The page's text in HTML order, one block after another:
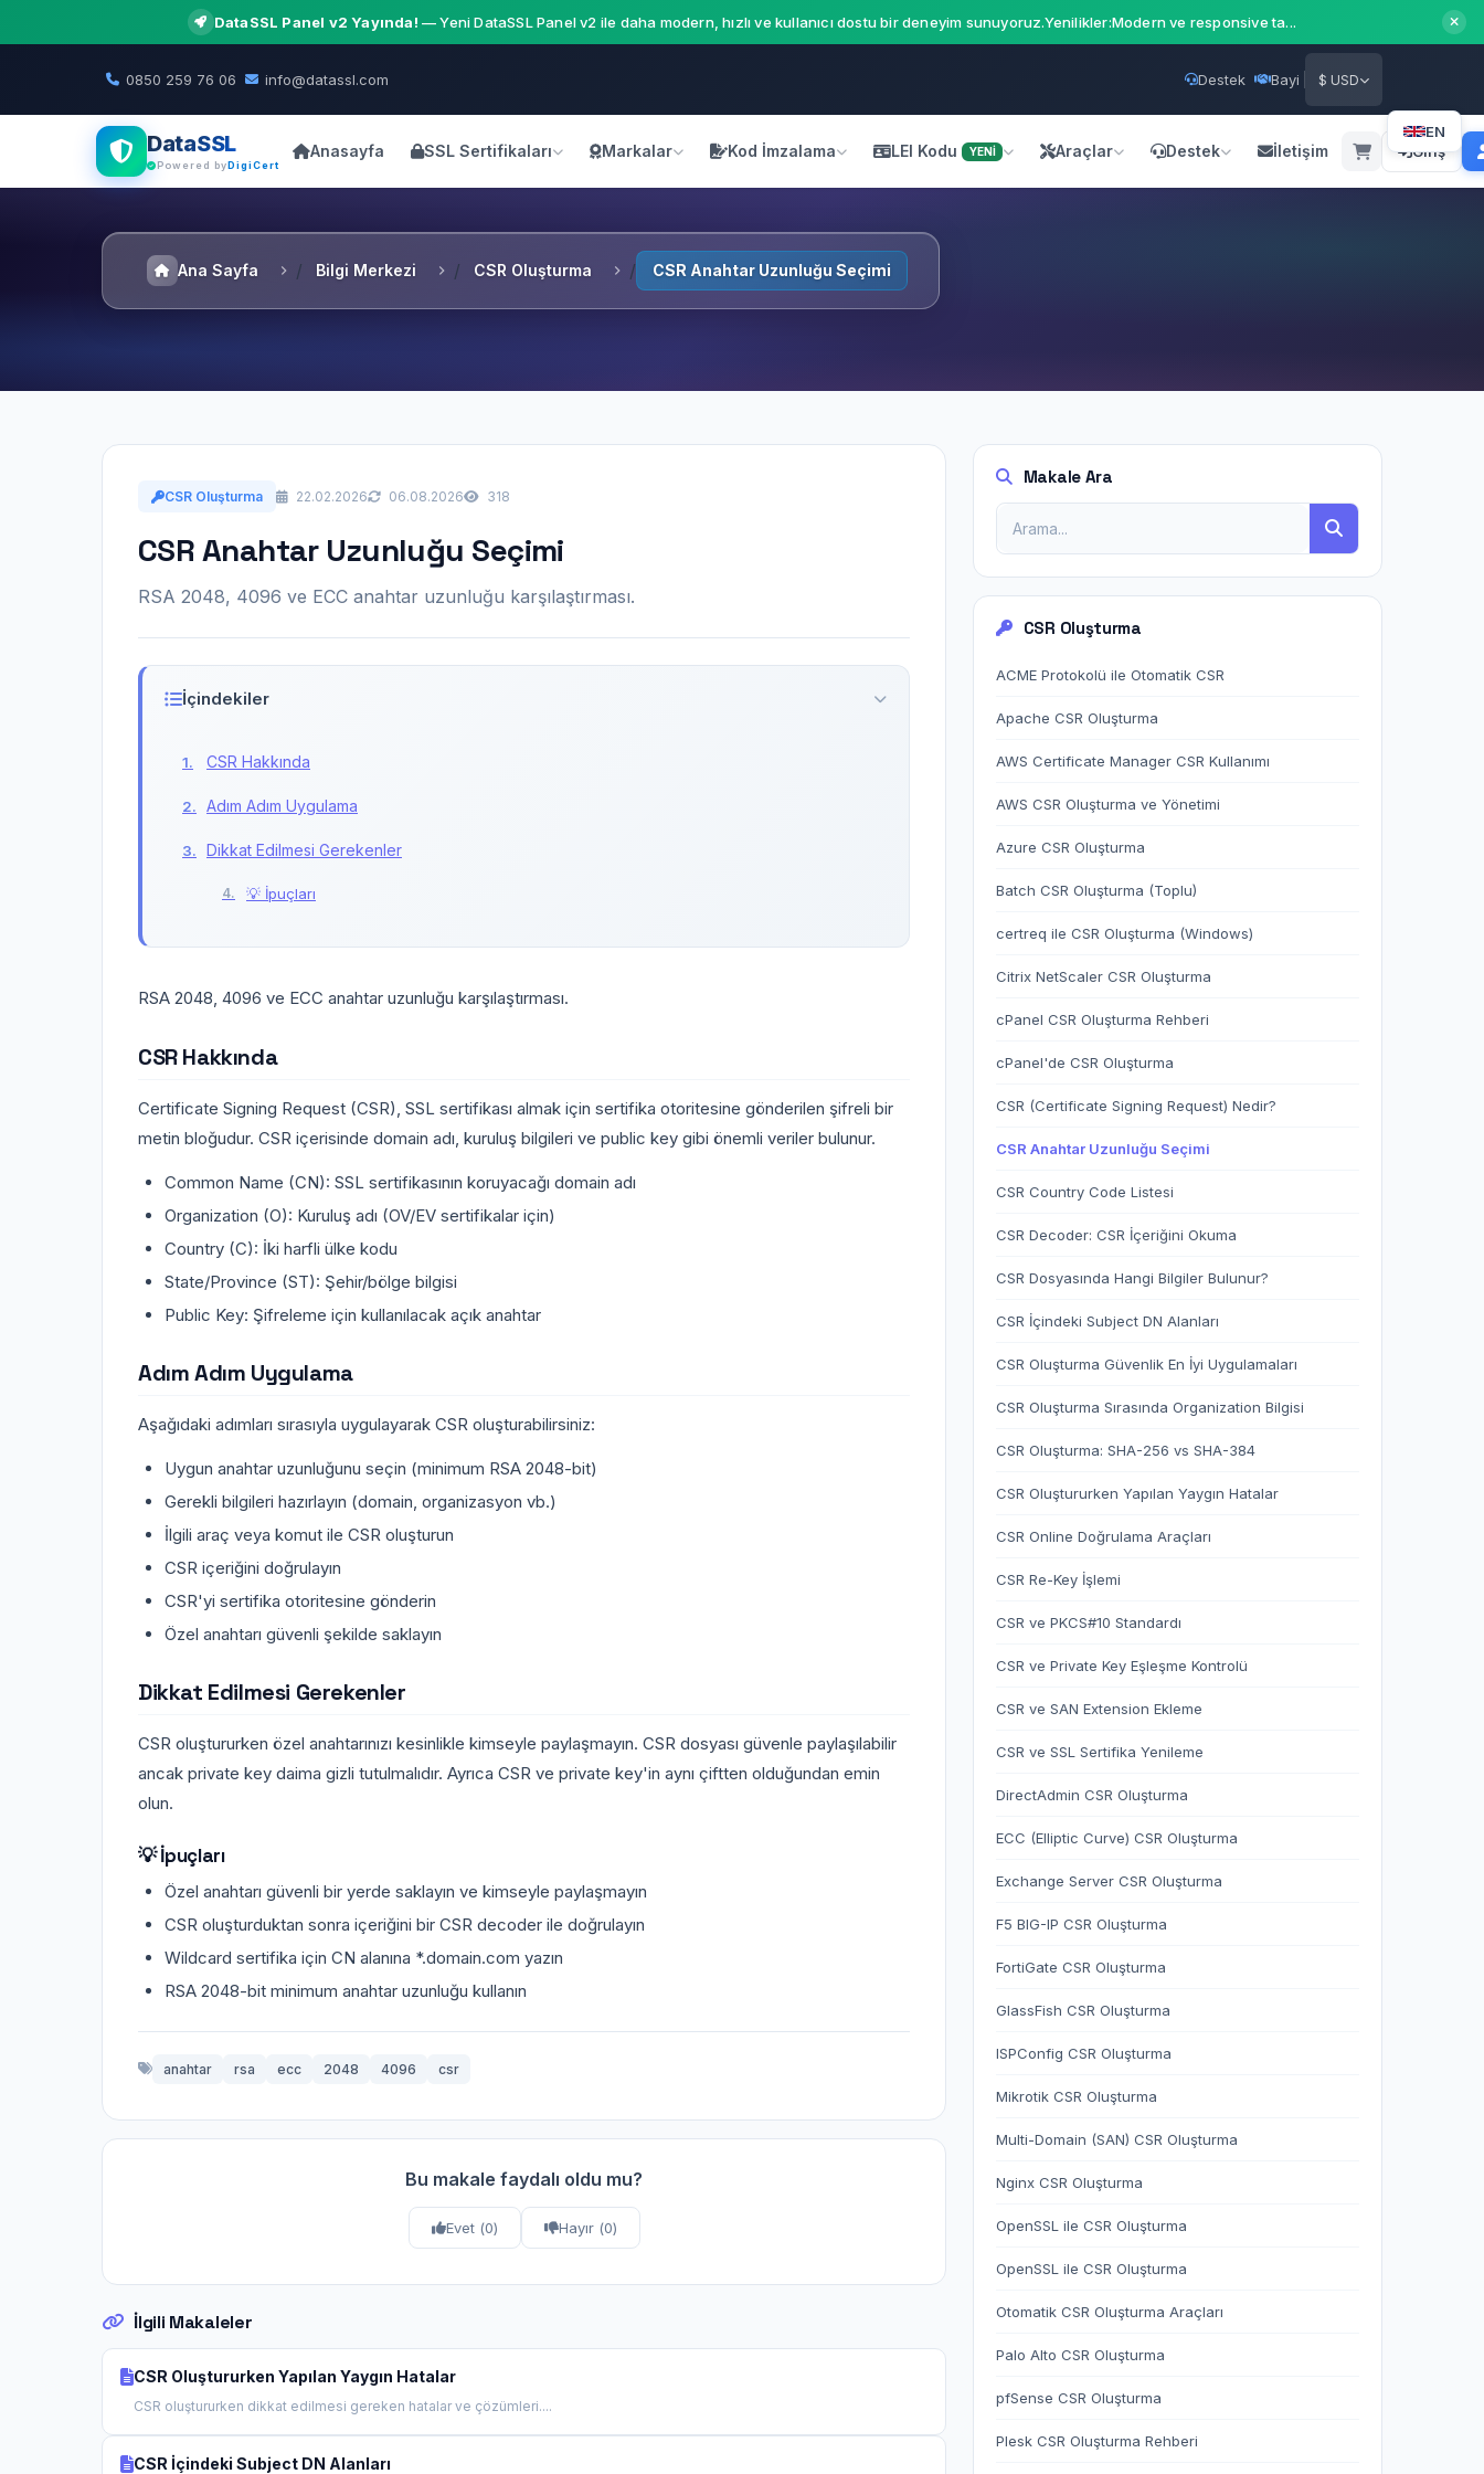
DataSSL Panel v2 Yayında! — Yeni DataSSL Panel v2 ile daha modern, hızlı ve kullanıcı dostu bir deneyim sunuyoruz.Yenilikler:Modern ve responsive ta...
0850 259 76 06 info@datassl.com Destek Bayi $ USD
DataSSL
Powered byDigiCert
Anasayfa SSL Sertifikaları Markalar Kod İmzalama LEI Kodu YENİ Araçlar Destek İletişim Giriş
EN
Ana Sayfa Bilgi Merkezi CSR Oluşturma CSR Anahtar Uzunluğu Seçimi
CSR Oluşturma 22.02.2026 06.08.2026 318
CSR Anahtar Uzunluğu Seçimi
RSA 2048, 4096 ve ECC anahtar uzunluğu karşılaştırması.
İçindekiler
CSR Hakkında
Adım Adım Uygulama
Dikkat Edilmesi Gerekenler
💡 İpuçları
RSA 2048, 4096 ve ECC anahtar uzunluğu karşılaştırması.
CSR Hakkında
Certificate Signing Request (CSR), SSL sertifikası almak için sertifika otoritesine gönderilen şifreli bir
metin bloğudur. CSR içerisinde domain adı, kuruluş bilgileri ve public key gibi önemli veriler bulunur.
Common Name (CN): SSL sertifikasının koruyacağı domain adı
Organization (O): Kuruluş adı (OV/EV sertifikalar için)
Country (C): İki harfli ülke kodu
State/Province (ST): Şehir/bölge bilgisi
Public Key: Şifreleme için kullanılacak açık anahtar
Adım Adım Uygulama
Aşağıdaki adımları sırasıyla uygulayarak CSR oluşturabilirsiniz:
Uygun anahtar uzunluğunu seçin (minimum RSA 2048-bit)
Gerekli bilgileri hazırlayın (domain, organizasyon vb.)
İlgili araç veya komut ile CSR oluşturun
CSR içeriğini doğrulayın
CSR'yi sertifika otoritesine gönderin
Özel anahtarı güvenli şekilde saklayın
Dikkat Edilmesi Gerekenler
CSR oluştururken özel anahtarınızı kesinlikle kimseyle paylaşmayın. CSR dosyası güvenle paylaşılabilir
ancak private key daima gizli tutulmalıdır. Ayrıca CSR ve private key'in aynı çiftten olduğundan emin
olun.
💡 İpuçları
Özel anahtarı güvenli bir yerde saklayın ve kimseyle paylaşmayın
CSR oluşturduktan sonra içeriğini bir CSR decoder ile doğrulayın
Wildcard sertifika için CN alanına *.domain.com yazın
RSA 2048-bit minimum anahtar uzunluğu kullanın
anahtar rsa ecc 2048 4096 csr
Bu makale faydalı oldu mu?
Evet (0) Hayır (0)
İlgili Makaleler
CSR Oluştururken Yapılan Yaygın Hatalar
CSR oluştururken dikkat edilmesi gereken hatalar ve çözümleri....
CSR İçindeki Subject DN Alanları
Makale Ara
CSR Oluşturma
ACME Protokolü ile Otomatik CSR
Apache CSR Oluşturma
AWS Certificate Manager CSR Kullanımı
AWS CSR Oluşturma ve Yönetimi
Azure CSR Oluşturma
Batch CSR Oluşturma (Toplu)
certreq ile CSR Oluşturma (Windows)
Citrix NetScaler CSR Oluşturma
cPanel CSR Oluşturma Rehberi
cPanel'de CSR Oluşturma
CSR (Certificate Signing Request) Nedir?
CSR Anahtar Uzunluğu Seçimi
CSR Country Code Listesi
CSR Decoder: CSR İçeriğini Okuma
CSR Dosyasında Hangi Bilgiler Bulunur?
CSR İçindeki Subject DN Alanları
CSR Oluşturma Güvenlik En İyi Uygulamaları
CSR Oluşturma Sırasında Organization Bilgisi
CSR Oluşturma: SHA-256 vs SHA-384
CSR Oluştururken Yapılan Yaygın Hatalar
CSR Online Doğrulama Araçları
CSR Re-Key İşlemi
CSR ve PKCS#10 Standardı
CSR ve Private Key Eşleşme Kontrolü
CSR ve SAN Extension Ekleme
CSR ve SSL Sertifika Yenileme
DirectAdmin CSR Oluşturma
ECC (Elliptic Curve) CSR Oluşturma
Exchange Server CSR Oluşturma
F5 BIG-IP CSR Oluşturma
FortiGate CSR Oluşturma
GlassFish CSR Oluşturma
ISPConfig CSR Oluşturma
Mikrotik CSR Oluşturma
Multi-Domain (SAN) CSR Oluşturma
Nginx CSR Oluşturma
OpenSSL ile CSR Oluşturma
OpenSSL ile CSR Oluşturma
Otomatik CSR Oluşturma Araçları
Palo Alto CSR Oluşturma
pfSense CSR Oluşturma
Plesk CSR Oluşturma Rehberi